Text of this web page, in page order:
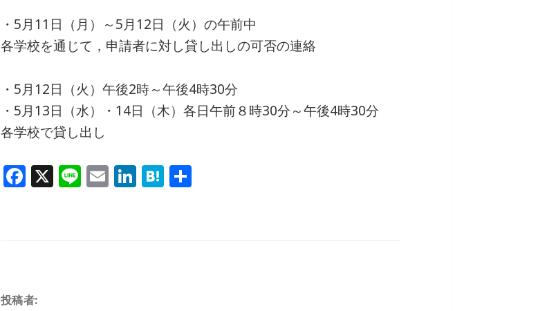
・5月11日（月）～5月12日（火）の午前中
各学校を通じて，申請者に対し貸し出しの可否の連絡
・5月12日（火）午後2時～午後4時30分
・5月13日（水）・14日（木）各日午前８時30分～午後4時30分
各学校で貸し出し
F
o
X Li E Li H 共
投稿者: